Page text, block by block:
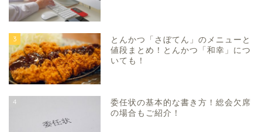
3
とんかつ「さぼてん」のメニューと
値段まとめ！とんかつ「和幸」につ
いても！
4
委任状の基本的な書き方！総会欠席
の場合もご紹介！